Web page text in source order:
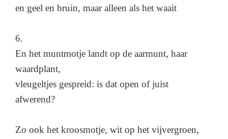
en geel en bruin, maar alleen als het waait
6.
En het muntmotje landt op de aarmunt, haar
waardplant,
vleugeltjes gespreid: is dat open of juist
afwerend?
Zo ook het kroosmotje, wit op het vijvergroen,